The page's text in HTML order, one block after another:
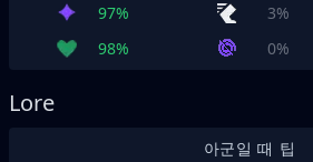
97%
3%
98%
0%
Lore
아군일 때 팁